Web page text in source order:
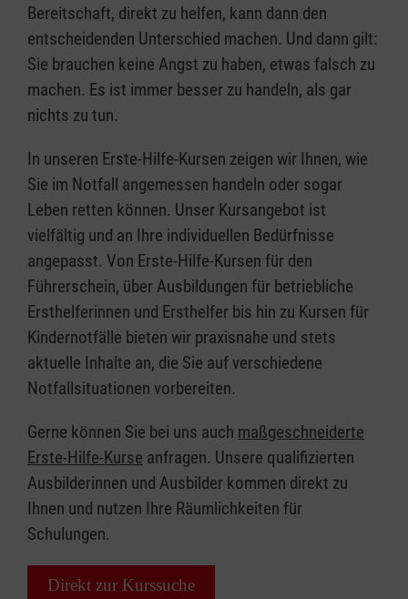
Bereitschaft, direkt zu helfen, kann dann den
entscheidenden Unterschied machen. Und dann gilt:
Sie brauchen keine Angst zu haben, etwas falsch zu
machen. Es ist immer besser zu handeln, als gar
nichts zu tun.
In unseren Erste-Hilfe-Kursen zeigen wir Ihnen, wie
Sie im Notfall angemessen handeln oder sogar
Leben retten können. Unser Kursangebot ist
vielfältig und an Ihre individuellen Bedürfnisse
angepasst. Von Erste-Hilfe-Kursen für den
Führerschein, über Ausbildungen für betriebliche
Ersthelferinnen und Ersthelfer bis hin zu Kursen für
Kindernotfälle bieten wir praxisnahe und stets
aktuelle Inhalte an, die Sie auf verschiedene
Notfallsituationen vorbereiten.
Gerne können Sie bei uns auch maßgeschneiderte
Erste-Hilfe-Kurse anfragen. Unsere qualifizierten
Ausbilderinnen und Ausbilder kommen direkt zu
Ihnen und nutzen Ihre Räumlichkeiten für
Schulungen.
Direkt zur Kurssuche